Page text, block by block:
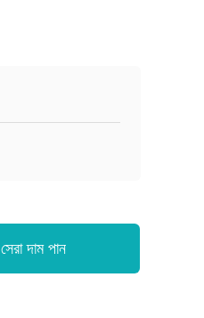
সেরা দাম পান